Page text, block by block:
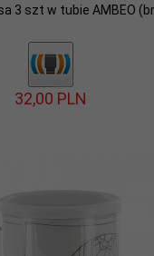
3 szt w tubie AMBEO
32,00 PLN